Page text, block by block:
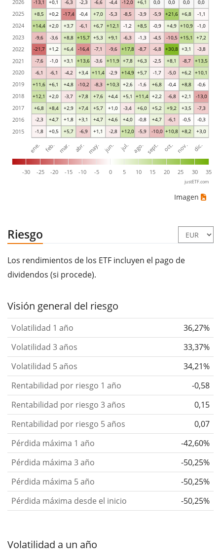
-1,8 +0,5 +5,7 -6,9 +1,1 -2,8 +12,0 -5,9 -10,0 +10,8 +8,2 +3,0
-2,3 +4,7 +1,8 +3,1 +4,7 +4,6 +4,0 -0,8 +4,7 -6,1 -0,5 -0,3
+6,8 +8,4 +2,9 +7,4 +5,7 +1,0 -3,4 +6,0 +5,2 +9,2 +3,5 -7,3
+12,1 +2,0 -3,7 +7,8 +7,6 +4,4 +5,1 +11,4 +2,2 -6,8 +2,1 -13,0
+11,6 +6,1 +4,8 -10,2 -8,3 +10,3 +2,6 -1,6 +6,8 -0,4 +8,8 -0,6
-6,1 -6,1 -4,2 +3,4 +11,4 -2,9 +14,9 +5,7 -1,7 -5,0 +6,2 +10,1
-7,6 -1,0 +3,1 +13,6 -3,6 +11,9 +7,8 +6,3 -2,5 +8,1 -8,7 +13,5
-21,7 +1,2 +6,4 -16,4 -7,1 -9,6 +17,8 -8,7 -6,8 +30,8 +3,1 -3,8
-9,6 -3,6 +8,8 +15,7 +5,3 +9,1 -6,3 -1,3 -4,5 -10,5 +15,1 +7,2
+14,4 +2,0 +3,7 -6,1 +6,7 +12,1 -1,2 +8,5 -0,9 +4,9 +10,9 -1,0
+8,5 +0,2 -17,4 -0,4 +7,0 -5,3 -8,5 -3,9 -5,9 +21,6 +6,8 -1,1
-13,1 +0,1 -6,3 -2,3 -6,6 -4,4 -12,0 +6,1 0,0 0,0 0,0 0,0
-30 -25 -20 -15 -10 -5 0 5 10 15 20 25 30 35
ene. feb. mar. abr. may. jun. jul. ago. sept. oct. nov. dic.
2015
2016
2017
2018
2019
2020
2021
2022
2023
2024
2025
2026
justETF.com
Imagen
Riesgo
Los rendimientos de los ETF incluyen el pago de
dividendos (si procede).
Visión general del riesgo
Volatilidad 1 año
36,27%
Volatilidad 3 años
33,37%
Volatilidad 5 años
34,21%
Rentabilidad por riesgo 1 año
-0,58
Rentabilidad por riesgo 3 años
0,15
Rentabilidad por riesgo 5 años
0,07
Pérdida máxima 1 año
-42,60%
Pérdida máxima 3 año
-50,25%
Pérdida máxima 5 año
-50,25%
Pérdida máxima desde el inicio
-50,25%
Volatilidad a un año